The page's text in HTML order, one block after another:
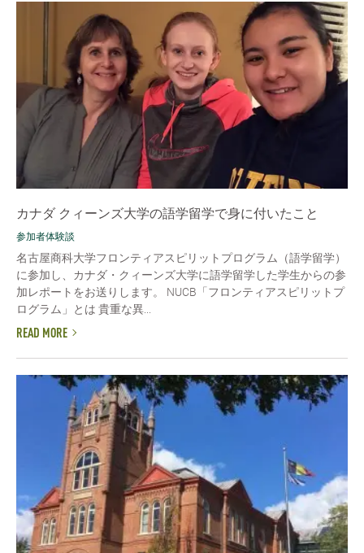
カナダ クィーンズ大学の語学留学で身に付いたこと
参加者体験談
名古屋商科大学フロンティアスピリットプログラム（語学留学）
に参加し、カナダ・クィーンズ大学に語学留学した学生からの参
加レポートをお送りします。 NUCB「フロンティアスピリットプ
ログラム」とは 貴重な異...
READ MORE